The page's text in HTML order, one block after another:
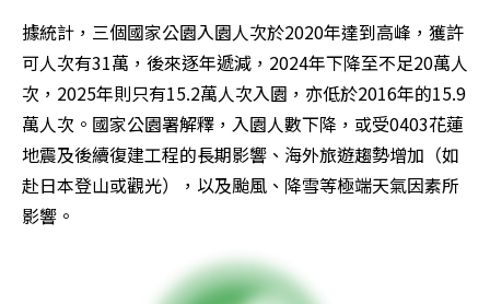
據統計，三個國家公園入園人次於2020年達到高峰，獲許
可人次有31萬，後來逐年遞減，2024年下降至不足20萬人
次，2025年則只有15.2萬人次入園，亦低於2016年的15.9
萬人次。國家公園署解釋，入園人數下降，或受0403花蓮
地震及後續復建工程的長期影響、海外旅遊趨勢增加（如
赴日本登山或觀光），以及颱風、降雪等極端天氣因素所
影響。